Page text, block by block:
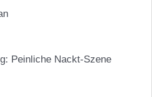
Peinliche Nackt-Szene